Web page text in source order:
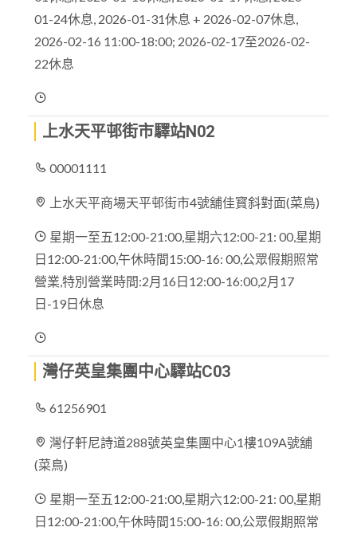
01-24休息, 2026-01-31休息 + 2026-02-07休息,
2026-02-16 11:00-18:00; 2026-02-17至2026-02-
22休息
上水天平邨街市驛站N02
00001111
上水天平商場天平邨街市4號舖佳寳斜對面(菜鳥)
星期一至五12:00-21:00,星期六12:00-21: 00,星期
日12:00-21:00,午休時間15:00-16: 00,公眾假期照常
營業,特別營業時間:2月16日12:00-16:00,2月17
日-19日休息
灣仔英皇集團中心驛站C03
61256901
灣仔軒尼詩道288號英皇集團中心1樓109A號舖
(菜鳥)
星期一至五12:00-21:00,星期六12:00-21: 00,星期
日12:00-21:00,午休時間15:00-16: 00,公眾假期照常